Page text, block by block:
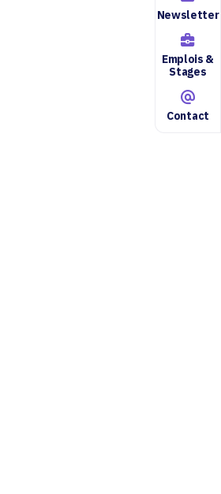
Newsletter
Emplois &
Stages
Contact